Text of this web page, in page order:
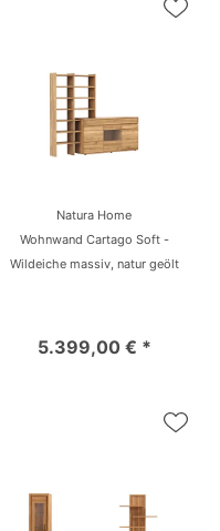
Natura Home
Wohnwand Cartago Soft -
Wildeiche massiv, natur geölt
5.399,00 € *